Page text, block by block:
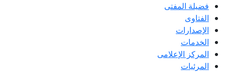
فضيلة المفتى
الفتاوى
الإصدارات
الخدمات
المركز الإعلامى
المرئيات